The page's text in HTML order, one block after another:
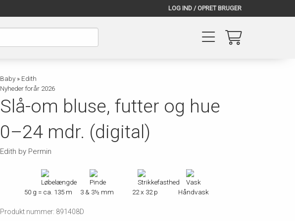
LOG IND / OPRET BRUGER
Baby » Edith
Nyheder forår 2026
Slå-om bluse, futter og hue
0–24 mdr. (digital)
Edith by Permin
50 g = ca. 135 m 3 & 3½ mm 22 x 32 p Håndvask
Produkt nummer: 891408D